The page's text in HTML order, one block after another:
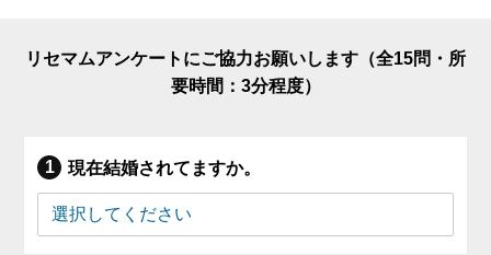
リセマムアンケートにご協力お願いします（全15問・所
要時間：3分程度）
現在結婚されてますか。